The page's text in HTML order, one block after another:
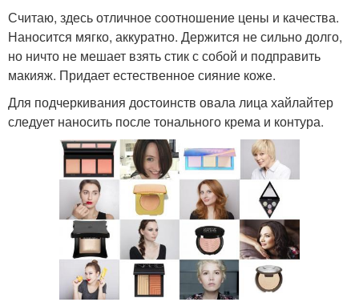
Считаю, здесь отличное соотношение цены и качества.
Наносится мягко, аккуратно. Держится не сильно долго,
но ничто не мешает взять стик с собой и подправить
макияж. Придает естественное сияние коже.
Для подчеркивания достоинств овала лица хайлайтер
следует наносить после тонального крема и контура.